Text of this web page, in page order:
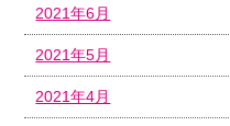
2021年6月
2021年5月
2021年4月